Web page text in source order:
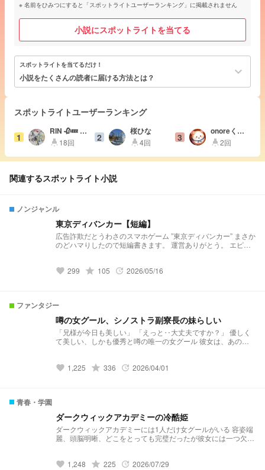
名前をひみつにすると「スポットライトユーザーランキング」に掲載されません
小説にスポットライトを当てる
スポットライトを当てるだけ！
小説をたくさんの読者に届ける方法とは？ keyboard_arrow_down
スポットライトユーザーランキング
1
RIN 🥀💤 や
ばい大学忙
しい
highlight 18回 2
桜ひな
highlight4回 3
onoreくん
活動休止中
highlight2回
関連するスポットライト小説
ノンジャンル
東京ディバンカー【短編】
広告詐欺だとうわさのスマホゲーム ”東京ディバンカー” まさか
のどハマりしたので短編書きます。 運営ありがとう。 エピ良
を得ているので、他の作者様と内容が被る可能性はあります
等 許可しておりません。ご容赦ください。
favorite 299 grade 105 update 2026/05/16
ファンタジー
噂の女グール、シノストラ副寮長の妹らしい
「兄様が今日も美しい」 「えっと‥大丈夫ですか？」 優しく
て美しい、しかも優秀と噂の唯一の女グール 彼女は、あのシ
favorite 1,225 grade 336 update 2026/04/01
青春・学園
ダークウィックアカデミーの冷酷姫
ダークウィックアカデミーには1人だけ女グールがいる 容姿端
麗、頭脳明晰、どこをとっても完璧だったが彼女には一つ欠点
そんな彼女は… 「ヴ、ヴァイスが帰ってきたああぁぁ！！！
favorite 1,248 grade 225 update 2026/07/29